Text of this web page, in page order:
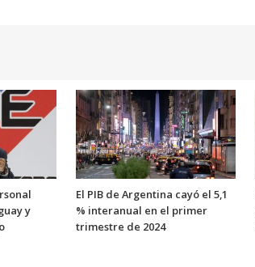
y
El PIB de Argentina cayó el 5,1
% interanual en el primer
trimestre de 2024